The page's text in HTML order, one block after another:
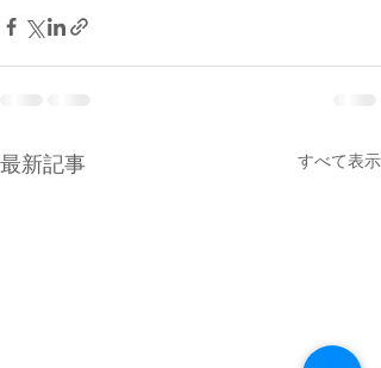
最新記事 すべて表示